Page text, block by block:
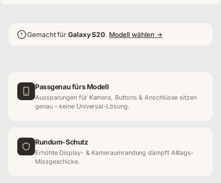
Gemacht fürGalaxy S20. Modell wählen →
Passgenau fürs Modell
Aussparungen für Kamera, Buttons & Anschlüsse sitzen
genau – keine Universal-Lösung.
Rundum-Schutz
Erhöhte Display- & Kameraumrandung dämpft Alltags-
Missgeschicke.